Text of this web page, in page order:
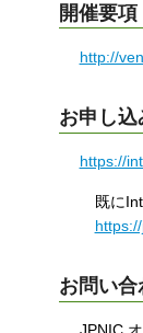
開催要項
http://
お申し込
https://
既に
お問い合